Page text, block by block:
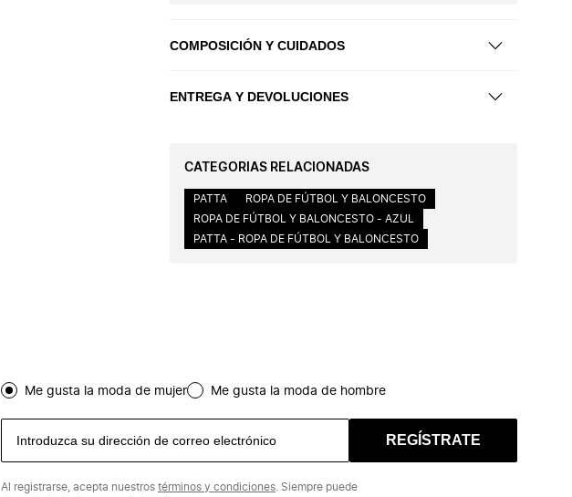
COMPOSICIÓN Y CUIDADOS
ENTREGA Y DEVOLUCIONES
CATEGORIAS RELACIONADAS
PATTA
ROPA DE FÚTBOL Y BALONCESTO
ROPA DE FÚTBOL Y BALONCESTO - AZUL
PATTA - ROPA DE FÚTBOL Y BALONCESTO
Me gusta la moda de mujer Me gusta la moda de hombre
REGÍSTRATE
Al registrarse, acepta nuestros términos y condiciones . Siempre puede